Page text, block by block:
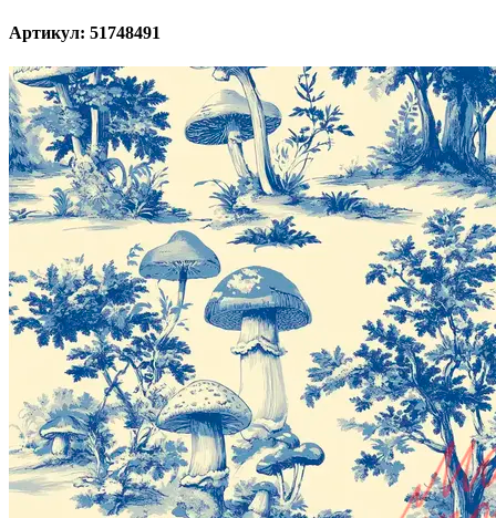
Артикул: 51748491